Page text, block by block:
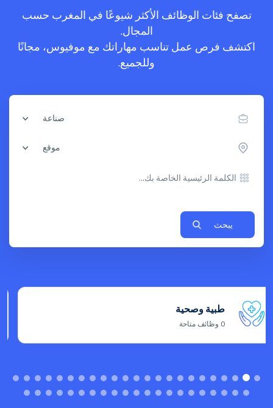
تصفح فئات الوظائف الأكثر شيوعًا في المغرب حسب
المجال.
اكتشف فرص عمل تناسب مهاراتك مع موفيوس، مجانًا
وللجميع.
صناعة
موقع
يبحث
التمويل والأعمال
8وظائف متاحة